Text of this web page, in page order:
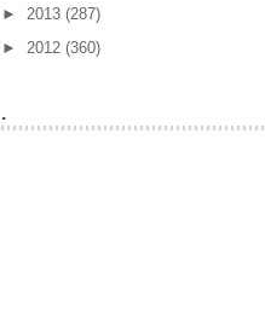
► 2013 (287)
► 2012 (360)
.